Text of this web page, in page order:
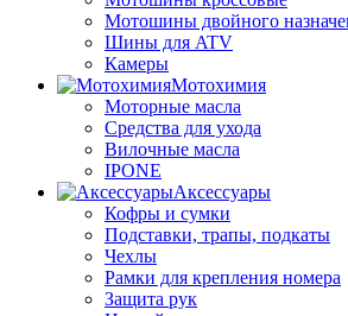
Мотошины двойного
Шины для ATV
Камеры
Мотохимия
Моторные масла
Средства для ухода
Вилочные масла
IPONE
Аксессуары
Кофры и сумки
Подставки, трапы, подкаты
Чехлы
Рамки для крепления номера
Защита рук